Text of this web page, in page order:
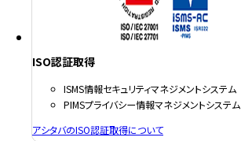
ISO認証取得
ISMS情報セキュリティマネジメントシステム
PIMSプライバシー情報マネジメントシステム
アシタバのISO認証取得について